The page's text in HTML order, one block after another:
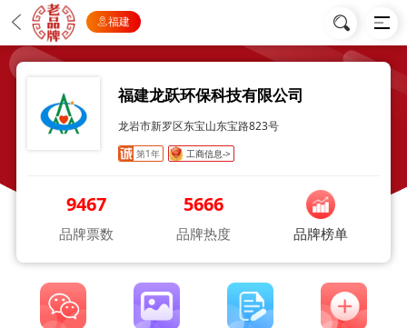
福建
福建龙跃环保科技有限公司
龙岩市新罗区东宝山东宝路823号
第1年 工商信息->
9467
品牌票数
5666
品牌热度 品牌榜单